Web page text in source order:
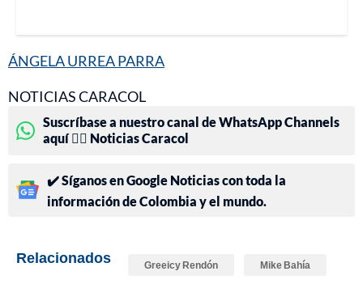
ÁNGELA URREA PARRA
NOTICIAS CARACOL
Suscríbase a nuestro canal de WhatsApp Channels
aquí 👉🏻 Noticias Caracol
✔️ Síganos en Google Noticias con toda la
información de Colombia y el mundo.
Relacionados Greeicy Rendón Mike Bahía